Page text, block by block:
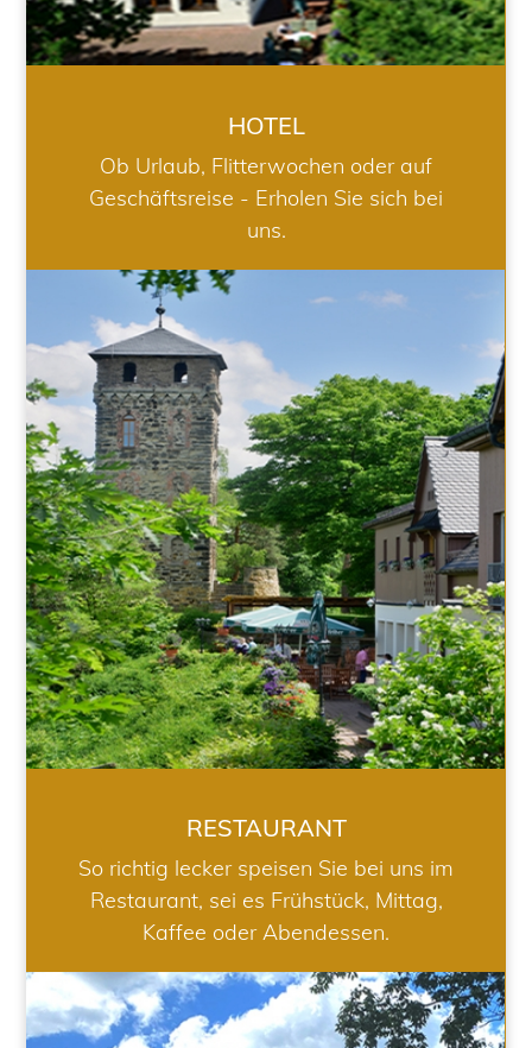
HOTEL
Ob Urlaub, Flitterwochen oder auf
Geschäftsreise - Erholen Sie sich bei
uns.
RESTAURANT
RESTAURANT
So richtig lecker speisen Sie bei uns im
Restaurant, sei es Frühstück, Mittag,
Kaffee oder Abendessen.